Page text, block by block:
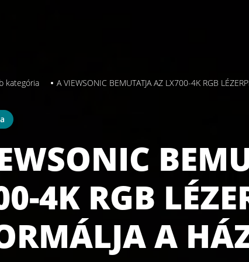
kategória A VIEWSONIC BEMUTATJA AZ LX700-4K RGB
4K RGB
A